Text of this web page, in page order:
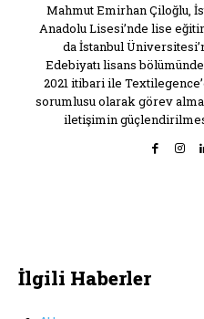
Mahmut Emirhan Çiloğlu,
Anadolu Lisesi’nde lise
da İstanbul
Edebiyatı lisans
2021 itibari ile
sorumlusu olarak görev
iletişimin
İlgili Haberler